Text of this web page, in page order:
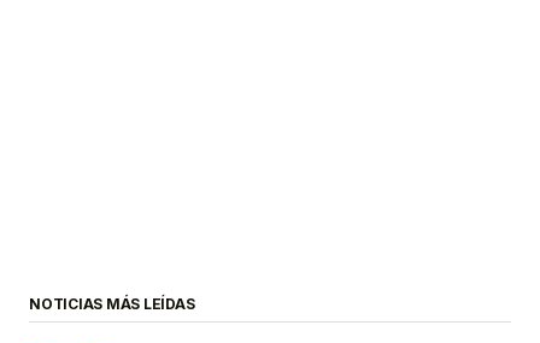
NOTICIAS MÁS LEÍDAS